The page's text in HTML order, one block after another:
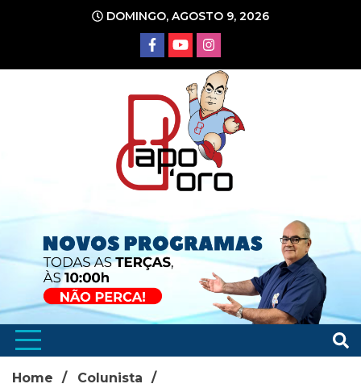
conteúdo
DOMINGO, AGOSTO 9, 2026
Home
Colunista